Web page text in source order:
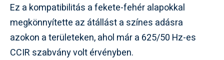
Ez a kompatibilitás a fekete-fehér alapokkal
megkönnyítette az átállást a színes adásra
azokon a területeken, ahol már a 625/50 Hz-es
CCIR szabvány volt érvényben.